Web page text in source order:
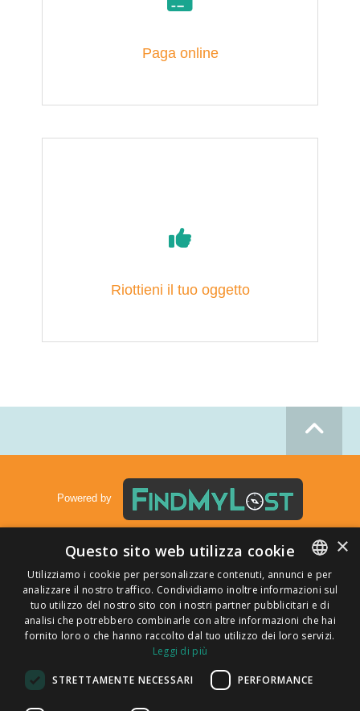
Paga online
Riottieni il tuo oggetto
Powered by
Informativa sulla privacy|Informativa sulla privacy Aeroporto di Napoli
Cookie Policy |T&C| F.A.Q.
Puoi trovarci su
ENGLISH
ITALIAN
×
Questo sito web utilizza cookie
Utilizziamo i cookie per personalizzare contenuti, annunci e per
analizzare il nostro traffico. Condividiamo inoltre informazioni sul
tuo utilizzo del nostro sito con i nostri partner pubblicitari e di
analisi che potrebbero combinarle con altre informazioni che hai
fornito loro o che hanno raccolto dal tuo utilizzo dei loro servizi.
Leggi di più
STRETTAMENTE NECESSARI PERFORMANCE